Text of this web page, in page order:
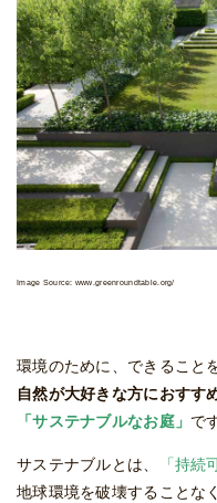
Image Source: www.greenroundtable.org/
環境のために、できること
自然が大好きな方におすす
「サステナブルなお庭」 で
サステナブルとは、 「持続
地球環境を破壊することな